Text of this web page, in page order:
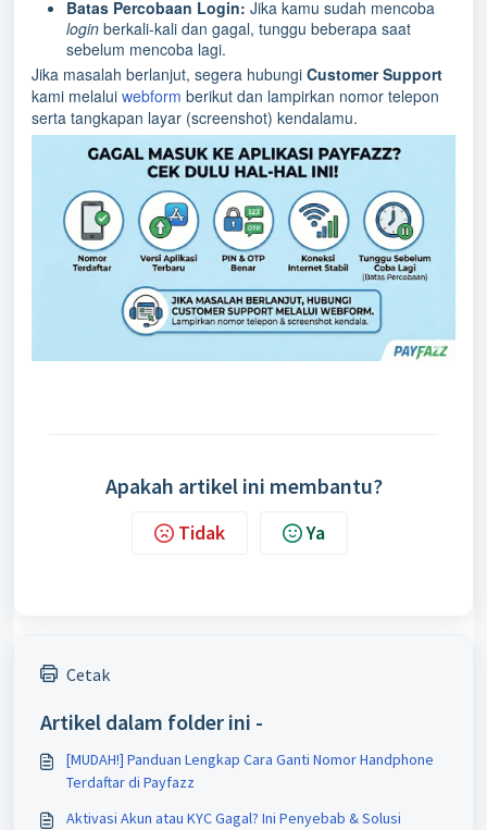
Batas Percobaan Login: Jika kamu sudah mencoba
login berkali-kali dan gagal, tunggu beberapa saat
sebelum mencoba lagi.
Jika masalah berlanjut, segera hubungi Customer Support
kami melalui webform berikut dan lampirkan nomor telepon
serta tangkapan layar (screenshot) kendalamu.
Apakah artikel ini membantu?
Tidak Ya
Cetak
Artikel dalam folder ini -
[MUDAH!] Panduan Lengkap Cara Ganti Nomor Handphone
Terdaftar di Payfazz
Aktivasi Akun atau KYC Gagal? Ini Penyebab & Solusi